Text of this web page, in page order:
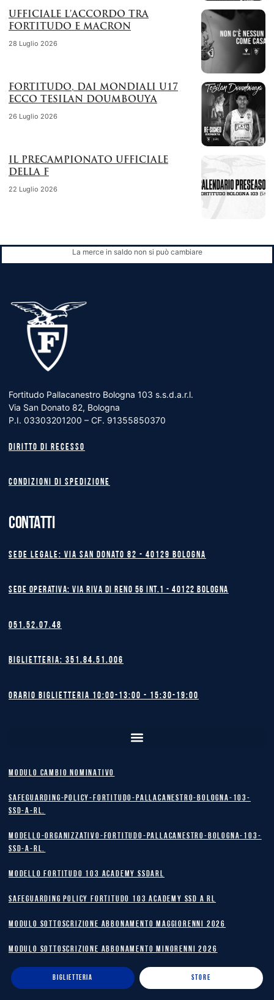
UFFICIALE L’ACCORDO TRA
FORTITUDO E MACRON
28 Luglio 2026
FORTITUDO, DAI MONDIALI U17
ECCO TESILAN DOUMBOUYA
26 Luglio 2026
IL PRECAMPIONATO UFFICIALE
DELLA F
22 Luglio 2026
La merce in saldo non si può cambiare
Fortitudo Pallacanestro Bologna 103 s.s.d.a.r.l.
Via San Donato 82, Bologna
P.I. 03303201200 – CF. 91355850370
Diritto di recesso
Condizioni di spedizione
CONTATTI
Sede legale: Via San Donato 82 - 40129 BOLOGNA
Sede operativa: Via Riva di Reno 56 int.1 - 40122 BOLOGNA
051.52.07.48
Biglietteria: 351.84.51.006
Orario biglietteria 10:00-13:00 - 15:30-19:00
MODULO CAMBIO NOMINATIVO
safeguarding-policy-Fortitudo-Pallacanestro-Bologna-103-
SSD-A-RL.
Modello-Organizzativo-Fortitudo-Pallacanestro-Bologna-103-
SSD-A-RL.
MODELLO FORTITUDO 103 ACADEMY SSDARL
safeguarding policy Fortitudo 103 Academy SSD A RL
MODULO SOTTOSCRIZIONE ABBONAMENTO MAGGIORENNI 2026
MODULO SOTTOSCRIZIONE ABBONAMENTO MINORENNI 2026
BIGLIETTERIA STORE